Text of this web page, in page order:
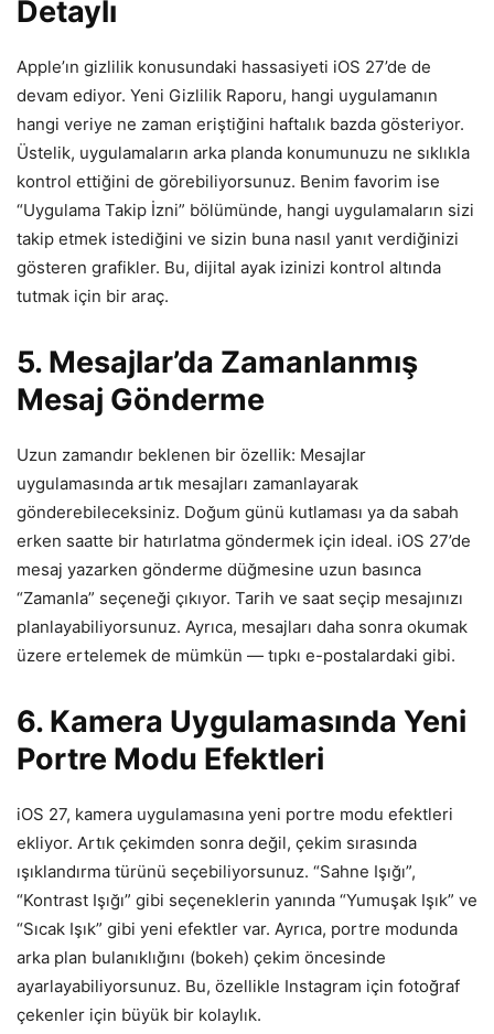
Detaylı
Apple’ın gizlilik konusundaki hassasiyeti iOS 27’de de
devam ediyor. Yeni Gizlilik Raporu, hangi uygulamanın
hangi veriye ne zaman eriştiğini haftalık bazda gösteriyor.
Üstelik, uygulamaların arka planda konumunuzu ne sıklıkla
kontrol ettiğini de görebiliyorsunuz. Benim favorim ise
“Uygulama Takip İzni” bölümünde, hangi uygulamaların sizi
takip etmek istediğini ve sizin buna nasıl yanıt verdiğinizi
gösteren grafikler. Bu, dijital ayak izinizi kontrol altında
tutmak için bir araç.
5. Mesajlar’da Zamanlanmış
Mesaj Gönderme
Uzun zamandır beklenen bir özellik: Mesajlar
uygulamasında artık mesajları zamanlayarak
gönderebileceksiniz. Doğum günü kutlaması ya da sabah
erken saatte bir hatırlatma göndermek için ideal. iOS 27’de
mesaj yazarken gönderme düğmesine uzun basınca
“Zamanla” seçeneği çıkıyor. Tarih ve saat seçip mesajınızı
planlayabiliyorsunuz. Ayrıca, mesajları daha sonra okumak
üzere ertelemek de mümkün — tıpkı e-postalardaki gibi.
6. Kamera Uygulamasında Yeni
Portre Modu Efektleri
iOS 27, kamera uygulamasına yeni portre modu efektleri
ekliyor. Artık çekimden sonra değil, çekim sırasında
ışıklandırma türünü seçebiliyorsunuz. “Sahne Işığı”,
“Kontrast Işığı” gibi seçeneklerin yanında “Yumuşak Işık” ve
“Sıcak Işık” gibi yeni efektler var. Ayrıca, portre modunda
arka plan bulanıklığını (bokeh) çekim öncesinde
ayarlayabiliyorsunuz. Bu, özellikle Instagram için fotoğraf
çekenler için büyük bir kolaylık.